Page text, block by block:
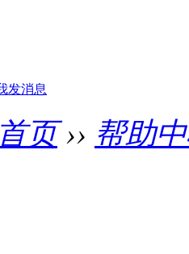
首页›› 帮助